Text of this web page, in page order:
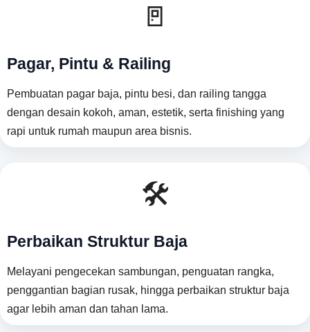
🚪
Pagar, Pintu & Railing
Pembuatan pagar baja, pintu besi, dan railing tangga
dengan desain kokoh, aman, estetik, serta finishing yang
rapi untuk rumah maupun area bisnis.
🛠️
Perbaikan Struktur Baja
Melayani pengecekan sambungan, penguatan rangka,
penggantian bagian rusak, hingga perbaikan struktur baja
agar lebih aman dan tahan lama.